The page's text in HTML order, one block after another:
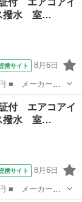
内除菌クリー
撥水 室…
携サイト 8月6日
： Ｘ １年保
内除菌クリー
付 エアコアイ
撥水 室…
携サイト 8月6日